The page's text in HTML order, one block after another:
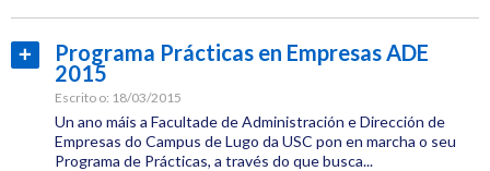
Emprego
Emprego
Etiquetas:
CEL
Formación
Programa Prácticas en Empresas ADE
2015
Escrito o: 18/03/2015
Un ano máis a Facultade de Administración e Dirección de
Empresas do Campus de Lugo da USC pon en marcha o seu
Programa de Prácticas, a través do que busca...
máis...